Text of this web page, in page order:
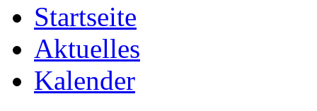
Startseite
Aktuelles
Kalender